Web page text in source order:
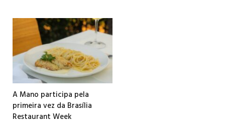
A Mano participa pela
primeira vez da Brasília
Restaurant Week